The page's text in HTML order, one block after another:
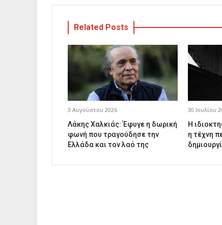
Related Posts
3 Αυγούστου 2026
Λάκης Χαλκιάς: Έφυγε η δωρική
φωνή που τραγούδησε την
Ελλάδα και τον λαό της
30 Ιουλίου
Η
η τέχνη